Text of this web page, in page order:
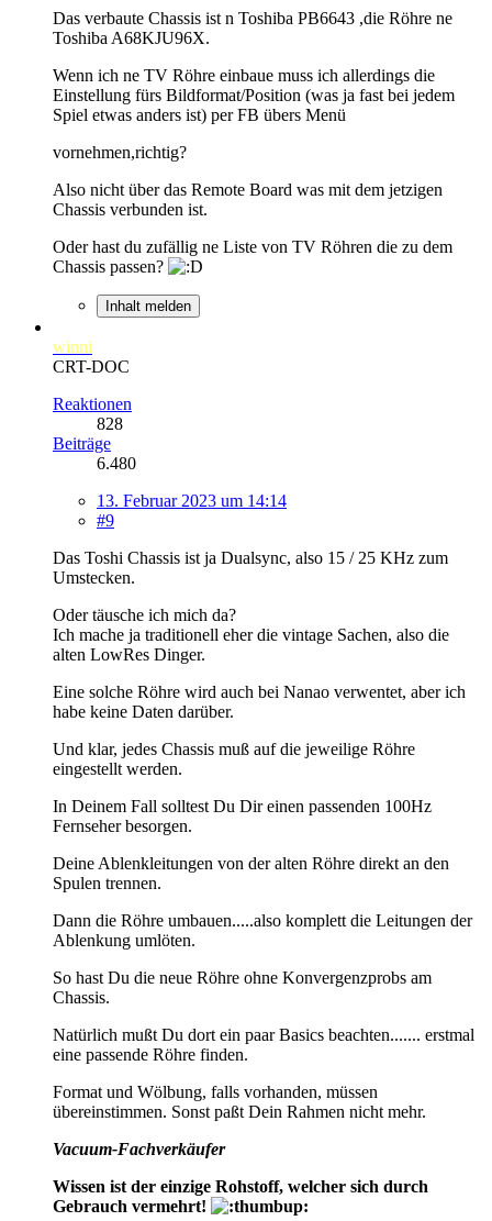
Das verbaute Chassis ist n Toshiba PB6643 ,die Röhre ne
Toshiba A68KJU96X.
Wenn ich ne TV Röhre einbaue muss ich allerdings die
Einstellung fürs Bildformat/Position (was ja fast bei jedem
Spiel etwas anders ist) per FB übers Menü
vornehmen,richtig?
Also nicht über das Remote Board was mit dem jetzigen
Chassis verbunden ist.
Oder hast du zufällig ne Liste von TV Röhren die zu dem
Chassis passen?
Inhalt melden
winni
CRT-DOC
Reaktionen
828
Beiträge
6.480
13. Februar 2023 um 14:14
#9
Das Toshi Chassis ist ja Dualsync, also 15 / 25 KHz zum
Umstecken.
Oder täusche ich mich da?
Ich mache ja traditionell eher die vintage Sachen, also die
alten LowRes Dinger.
Eine solche Röhre wird auch bei Nanao verwentet, aber ich
habe keine Daten darüber.
Und klar, jedes Chassis muß auf die jeweilige Röhre
eingestellt werden.
In Deinem Fall solltest Du Dir einen passenden 100Hz
Fernseher besorgen.
Deine Ablenkleitungen von der alten Röhre direkt an den
Spulen trennen.
Dann die Röhre umbauen.....also komplett die Leitungen der
Ablenkung umlöten.
So hast Du die neue Röhre ohne Konvergenzprobs am
Chassis.
Natürlich mußt Du dort ein paar Basics beachten....... erstmal
eine passende Röhre finden.
Format und Wölbung, falls vorhanden, müssen
übereinstimmen. Sonst paßt Dein Rahmen nicht mehr.
Vacuum-Fachverkäufer
Wissen ist der einzige Rohstoff, welcher sich durch
Gebrauch vermehrt!